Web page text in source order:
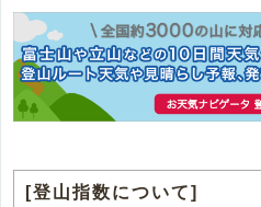
[登山指数について]